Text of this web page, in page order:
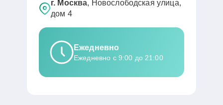
г. Москва, Новослободская улица,
дом 4
Ежедневно
Ежедневно с 9:00 до 21:00